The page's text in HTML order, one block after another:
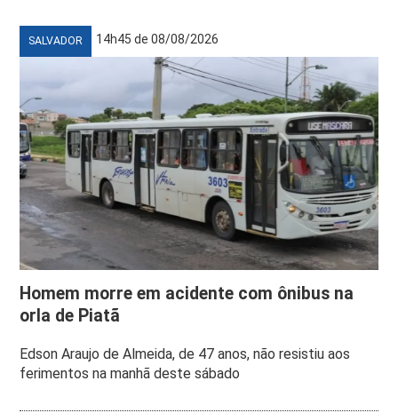
SALVADOR 14h45 de 08/08/2026
Homem morre em acidente com ônibus na
orla de Piatã
Edson Araujo de Almeida, de 47 anos, não resistiu aos
ferimentos na manhã deste sábado